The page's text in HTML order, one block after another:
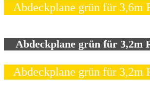
Abdeckplane grün für 3,6m
Abdeckplane grün für 3,2m
Abdeckplane grün für 3,2m